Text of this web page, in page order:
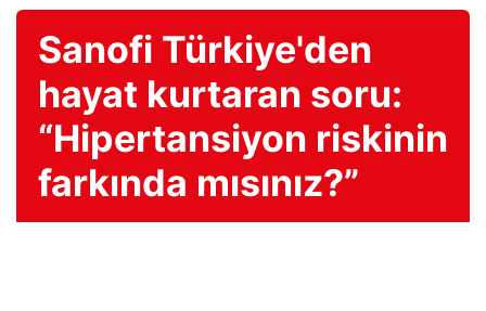
Sanofi Türkiye'den
hayat kurtaran soru:
“Hipertansiyon riskinin
farkında mısınız?”